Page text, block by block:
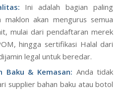
Ini adalah bagian paling
maklon akan mengurus semua
mulai dari pendaftaran merek
hingga sertifikasi Halal dari
legal untuk beredar.
Baku & Kemasan: Anda tidak
supplier bahan baku atau botol